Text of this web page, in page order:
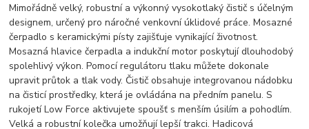
Mimořádně velký, robustní a výkonný vysokotlaký čistič s účelným
designem, určený pro náročné venkovní úklidové práce. Mosazné
čerpadlo s keramickými písty zajišťuje vynikající životnost.
Mosazná hlavice čerpadla a indukční motor poskytují dlouhodobý
spolehlivý výkon. Pomocí regulátoru tlaku můžete dokonale
upravit průtok a tlak vody. Čistič obsahuje integrovanou nádobku
na čisticí prostředky, která je ovládána na předním panelu. S
rukojetí Low Force aktivujete spoušť s menším úsilím a pohodlím.
Velká a robustní kolečka umožňují lepší trakci. Hadicová